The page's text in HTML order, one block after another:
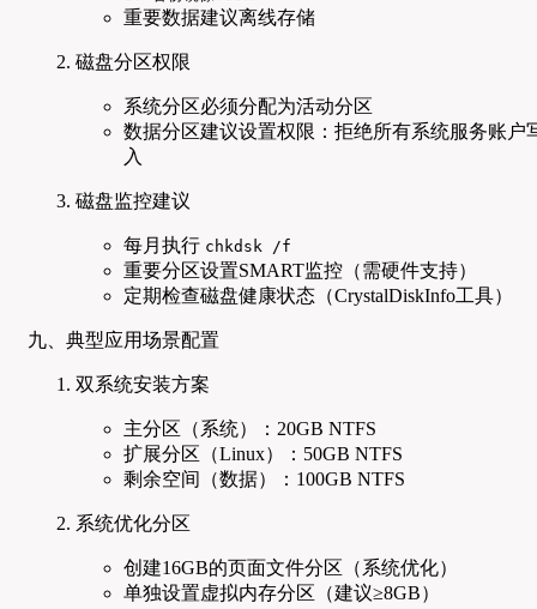
重要数据建议离线存储
磁盘分区权限
系统分区必须分配为活动分区
数据分区建议设置权限：拒绝所有系统服务账户
入
磁盘监控建议
每月执行 chkdsk /f
重要分区设置SMART监控（需硬件支持）
定期检查磁盘健康状态（CrystalDiskInfo工具）
九、典型应用场景配置
双系统安装方案
主分区（系统）：20GB NTFS
扩展分区（Linux）：50GB NTFS
剩余空间（数据）：100GB NTFS
系统优化分区
创建16GB的页面文件分区（系统优化）
单独设置虚拟内存分区（建议≥8GB）